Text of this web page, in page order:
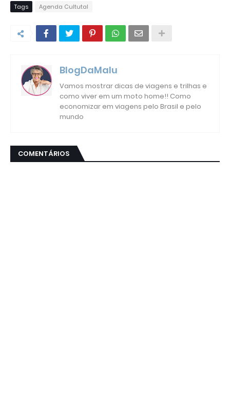
Tags Agenda Cultutal
BlogDaMalu
Vamos mostrar dicas de viagens e trilhas e
como viver em um moto home!! Como
economizar em viagens pelo Brasil e pelo
mundo
COMENTÁRIOS